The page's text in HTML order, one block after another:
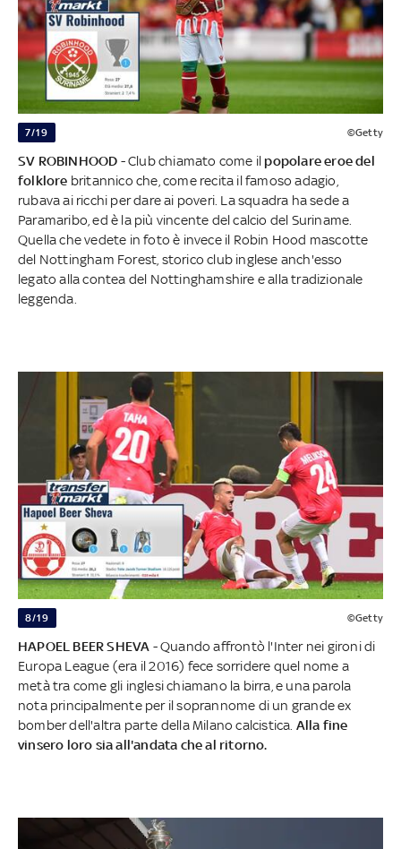
7/19 ©Getty
SV ROBINHOOD - Club chiamato come il popolare eroe del
folklore britannico che, come recita il famoso adagio,
rubava ai ricchi per dare ai poveri. La squadra ha sede a
Paramaribo, ed è la più vincente del calcio del Suriname.
Quella che vedete in foto è invece il Robin Hood mascotte
del Nottingham Forest, storico club inglese anch'esso
legato alla contea del Nottinghamshire e alla tradizionale
leggenda.
8/19 ©Getty
HAPOEL BEER SHEVA - Quando affrontò l'Inter nei gironi di
Europa League (era il 2016) fece sorridere quel nome a
metà tra come gli inglesi chiamano la birra, e una parola
nota principalmente per il soprannome di un grande ex
bomber dell'altra parte della Milano calcistica. Alla fine
vinsero loro sia all'andata che al ritorno.